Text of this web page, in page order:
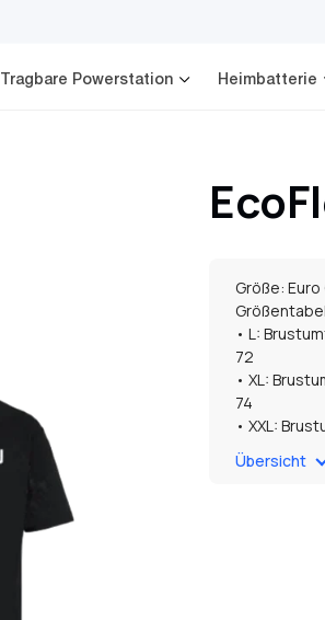
Tragbare Powerstation Heimbatterie
Größe: Euro
• L:
72
• XL:
74
• XXL:
Länge 76
• XXXL:
Übersicht